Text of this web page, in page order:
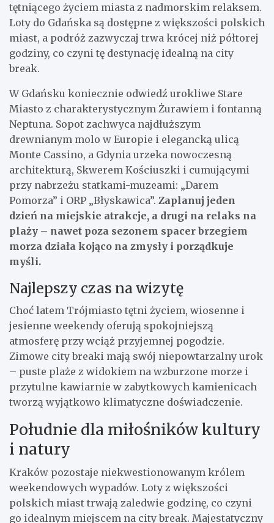
tętniącego życiem miasta z nadmorskim relaksem.
Loty do Gdańska są dostępne z większości polskich
miast, a podróż zazwyczaj trwa krócej niż półtorej
godziny, co czyni tę destynację idealną na city
break.
W Gdańsku koniecznie odwiedź urokliwe Stare
Miasto z charakterystycznym Żurawiem i fontanną
Neptuna. Sopot zachwyca najdłuższym
drewnianym molo w Europie i elegancką ulicą
Monte Cassino, a Gdynia urzeka nowoczesną
architekturą, Skwerem Kościuszki i cumującymi
przy nabrzeżu statkami-muzeami: „Darem
Pomorza” i ORP „Błyskawica”. Zaplanuj jeden
dzień na miejskie atrakcje, a drugi na relaks na
plaży – nawet poza sezonem spacer brzegiem
morza działa kojąco na zmysły i porządkuje
myśli.
Najlepszy czas na wizytę
Choć latem Trójmiasto tętni życiem, wiosenne i
jesienne weekendy oferują spokojniejszą
atmosferę przy wciąż przyjemnej pogodzie.
Zimowe city breaki mają swój niepowtarzalny urok
– puste plaże z widokiem na wzburzone morze i
przytulne kawiarnie w zabytkowych kamienicach
tworzą wyjątkowo klimatyczne doświadczenie.
Południe dla miłośników kultury
i natury
Kraków pozostaje niekwestionowanym królem
weekendowych wypadów. Loty z większości
polskich miast trwają zaledwie godzinę, co czyni
go idealnym miejscem na city break. Majestatyczny